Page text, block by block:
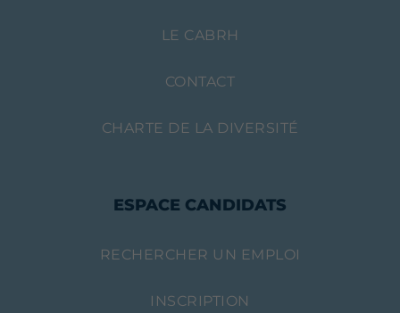
LE CABRH
CONTACT
CHARTE DE LA DIVERSITÉ
ESPACE CANDIDATS
RECHERCHER UN EMPLOI
INSCRIPTION